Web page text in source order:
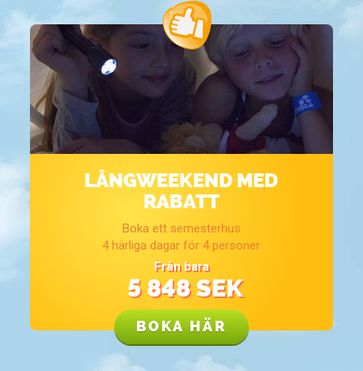
LÅNG­WEEKEND MED
RABATT
Boka ett semesterhus
4 härliga dagar för 4 personer
Från bara
5 848SEK
BOKA HÄR